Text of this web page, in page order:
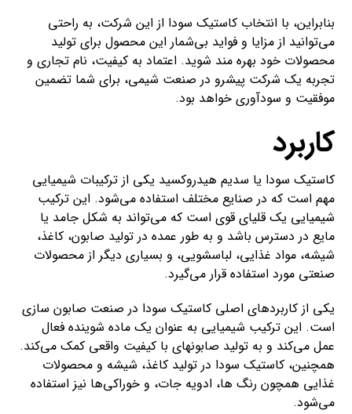
بنابراین، با انتخاب کاستیک سودا از این شرکت، به راحتی
می‌توانید از مزایا و فواید بی‌شمار این محصول برای تولید
محصولات خود بهره مند شوید. اعتماد به کیفیت، نام تجاری و
تجربه یک شرکت پیشرو در صنعت شیمی، برای شما تضمین
موفقیت و سودآوری خواهد بود.
کاربرد
کاستیک سودا یا سدیم هیدروکسید یکی از ترکیبات شیمیایی
مهم است که در صنایع مختلف استفاده می‌شود. این ترکیب
شیمیایی یک قلیای قوی است که می‌تواند به شکل جامد یا
مایع در دسترس باشد و به طور عمده در تولید صابون، کاغذ،
شیشه، مواد غذایی، لباسشویی، و بسیاری دیگر از محصولات
صنعتی مورد استفاده قرار می‌گیرد.
یکی از کاربردهای اصلی کاستیک سودا در صنعت صابون سازی
است. این ترکیب شیمیایی به عنوان یک ماده شوینده فعال
عمل می‌کند و به تولید صابونهای با کیفیت واقعی کمک می‌کند.
همچنین، کاستیک سودا در تولید کاغذ، شیشه و محصولات
غذایی همچون رنگ ها، ادویه جات، و خوراکی‌ها نیز استفاده
می‌شود.